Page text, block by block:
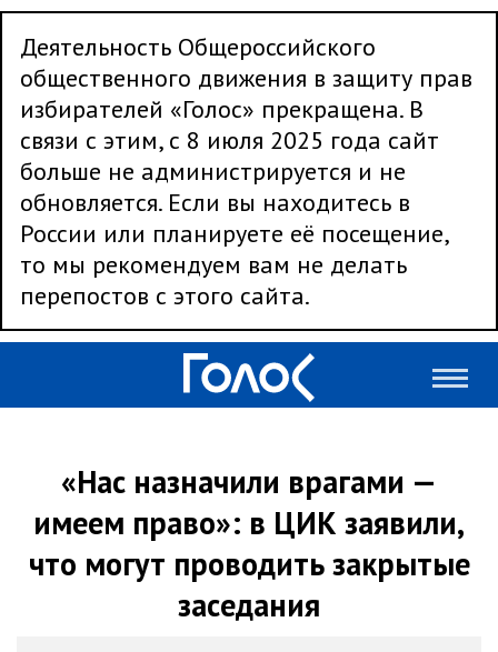
Деятельность Общероссийского
общественного движения в защиту прав
избирателей «Голос» прекращена. В
связи с этим, с 8 июля 2025 года сайт
больше не администрируется и не
обновляется. Если вы находитесь в
России или планируете её посещение,
то мы рекомендуем вам не делать
перепостов с этого сайта.
«Нас назначили врагами —
имеем право»: в ЦИК заявили,
что могут проводить закрытые
заседания